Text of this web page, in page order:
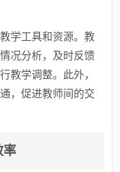
学工具和资源。教
况分析，及时反馈
教学调整。此外，
，促进教师间的交
率